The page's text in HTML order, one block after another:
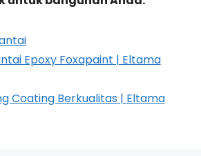
Epoxy Foxapaint | Eltama
Coating Berkualitas | Eltama